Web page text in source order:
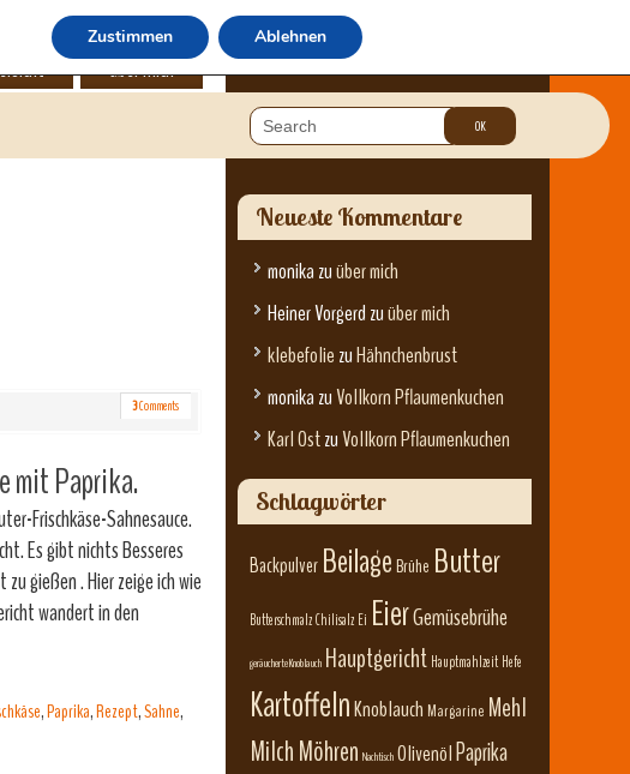
über mich
3Comments
mit Paprika.
Frischkäse-Sahnesauce.
Es gibt nichts Besseres
gießen . Hier zeige ich wie
wandert in den
,Paprika,Rezept,Sahne,
Neueste Kommentare
monika zuüber mich
Heiner Vorgerd zuüber mich
klebefolie zuHähnchenbrust
monika zuVollkorn Pflaumenkuchen
Karl OstzuVollkorn Pflaumenkuchen
Schlagwörter
Backpulver BeilageBrühe Butter
ButterschmalzChilisalz Ei EierGemüsebrühe
geräucherte Knoblauch Hauptgericht Hauptmahlzeit Hefe
KartoffelnKnoblauch Margarine Mehl
MilchMöhren Nachtisch OlivenölPaprika
Zustimmen Ablehnen